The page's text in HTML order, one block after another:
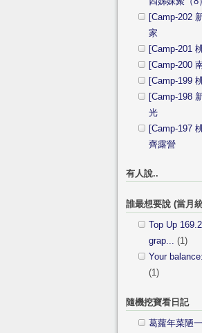
[Camp-202
家
[Camp-201
[Camp-200
[Camp-199
[Camp-198
光
[Camp-197
齊露營
有人說..
誰最想要說 (當月
Top Up
grap... (1)
Your
(1)
隨機挖寶看日記
葛蘿年菜陋